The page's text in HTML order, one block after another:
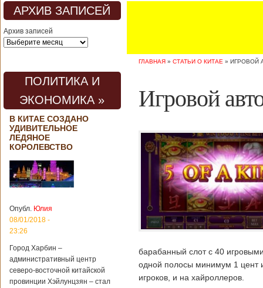
АРХИВ ЗАПИСЕЙ
Архив записей
ПОЛИТИКА И
ЭКОНОМИКА »
В КИТАЕ СОЗДАНО
УДИВИТЕЛЬНОЕ
ЛЕДЯНОЕ
КОРОЛЕВСТВО
Опубл. Юлия
08/01/2018 -
23:26
Город Харбин –
административный центр
северо-восточной китайской
провинции Хэйлунцзян – стал
ГЛАВНАЯ » СТАТЬИ О КИТАЕ » ИГРОВОЙ
Игровой
барабанный слот с 40
одной полосы минимум 1 цент
игроков, и на хайроллеров.